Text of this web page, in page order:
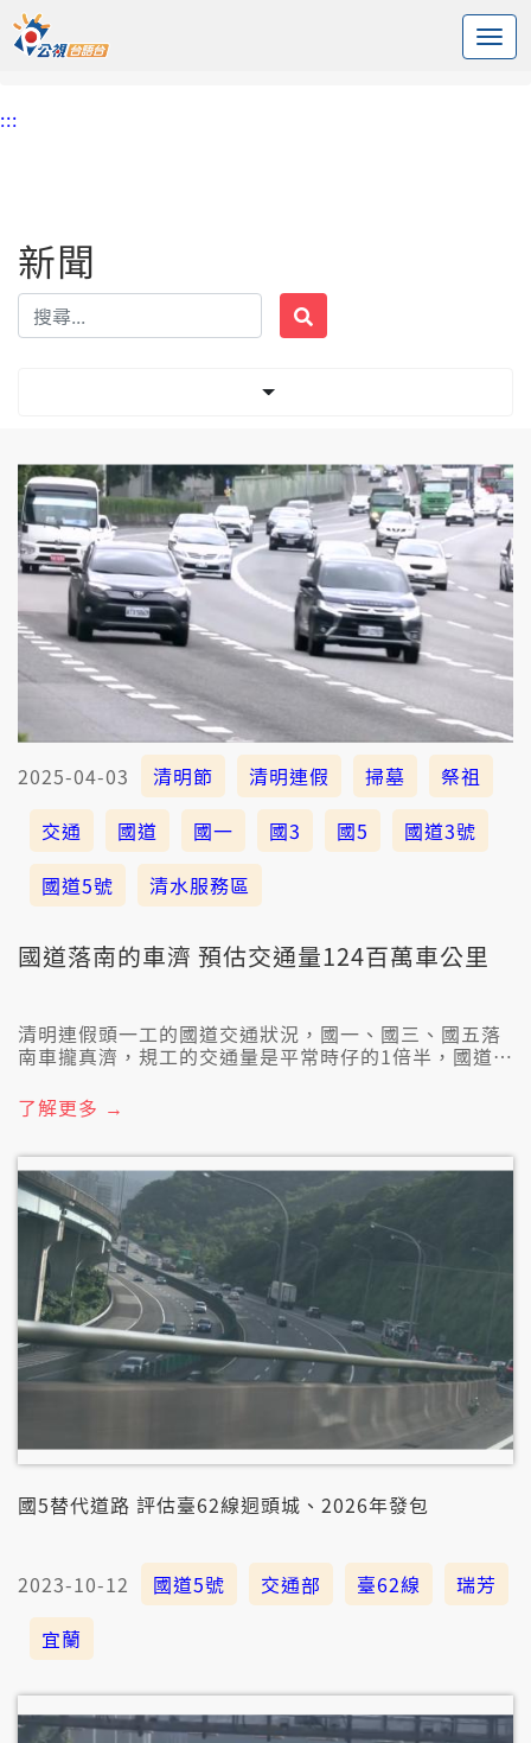
中央內容區塊
頭頁
:::
新聞
2025-04-03 清明節 清明連假 掃墓
祭祖
交通
國道 國一 國3 國5
國道3號
國道5號
清水服務區
國道落南的車濟 預估交通量124百萬車公里
清明連假頭一工的國道交通狀況，國一、國三、國五落
南車攏真濟，規工的交通量是平常時仔的1倍半，國道三
（4/4）真濟人會去培墓、祭祖，甚至是tshit-
th&ocirc;，建議民眾提早出門，也會當利用替代車路。
了解更多 →
國5替代道路 評估臺62線迵頭城、2026年發包
2023-10-12 國道5號 交通部 臺62線
瑞芳
宜蘭